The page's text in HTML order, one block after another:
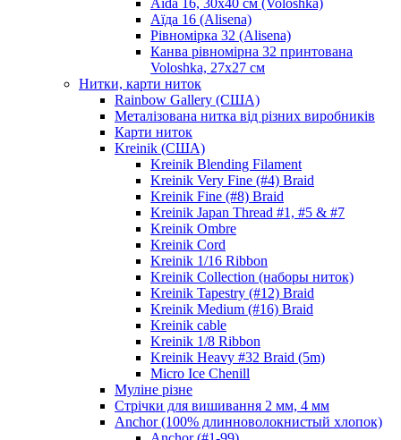
Аїда 16 (Alisena)
Рівномірка 32 (Alisena)
Канва рівномірна 32 принтована
Voloshka, 27х27 см
Нитки, карти ниток
Rainbow Gallery (США)
Металізована нитка від різних виробників
Карти ниток
Kreinik (США)
Kreinik Blending Filament
Kreinik Very Fine (#4) Braid
Kreinik Fine (#8) Braid
Kreinik Japan Thread #1, #5 & #7
Kreinik Ombre
Kreinik Cord
Kreinik 1/16 Ribbon
Kreinik Collection (наборы ниток)
Kreinik Tapestry (#12) Braid
Kreinik Medium (#16) Braid
Kreinik cable
Kreinik 1/8 Ribbon
Kreinik Heavy #32 Braid (5m)
Micro Ice Chenill
Муліне різне
Стрічки для вишивання 2 мм, 4 мм
Anchor (100% длинноволокнистый хлопок)